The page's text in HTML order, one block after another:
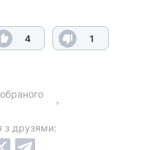
4 1
з друзями: